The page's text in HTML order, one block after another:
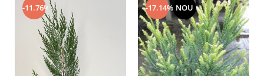
-11.76% -17.14% NOU